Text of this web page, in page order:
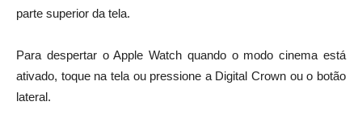
parte superior da tela.
Para despertar o Apple Watch quando o modo cinema está
ativado, toque na tela ou pressione a Digital Crown ou o botão
lateral.